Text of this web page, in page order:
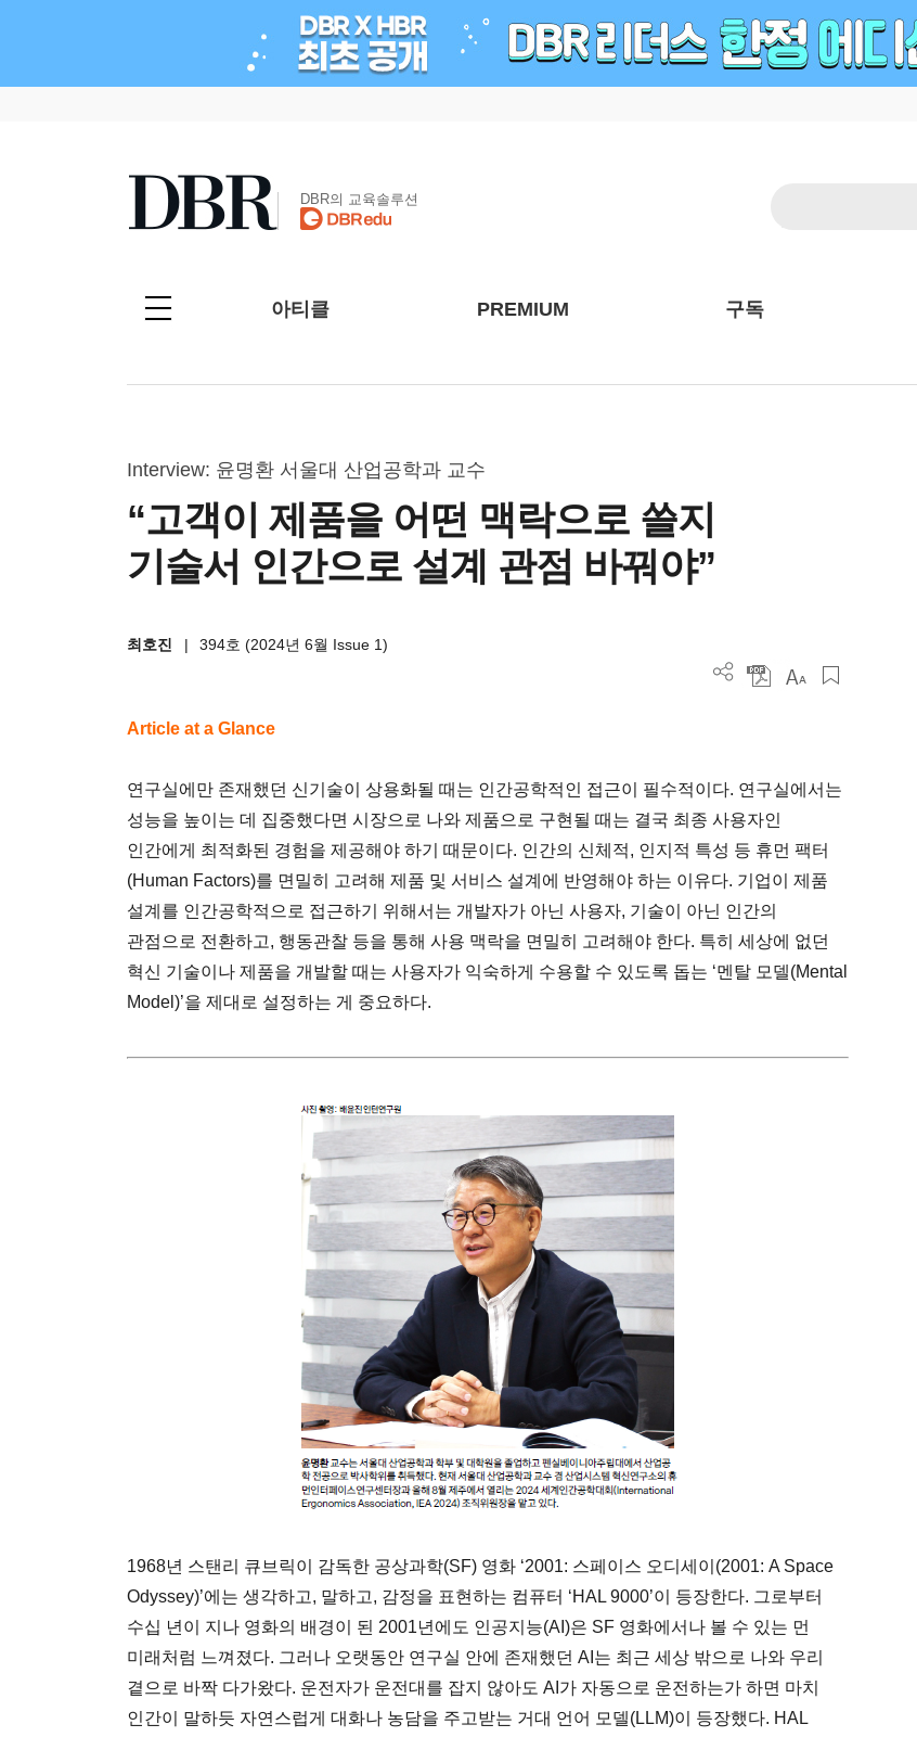
DBR의 교육솔루션
아티클 PREMIUM 구독
Interview: 윤명환 서울대 산업공학과 교수
“고객이 제품을 어떤 맥락으로 쓸지
기술서 인간으로 설계 관점 바꿔야”
최호진 | 394호 (2024년 6월 Issue 1)
Article at a Glance
연구실에만 존재했던 신기술이 상용화될 때는 인간공학적인 접근이 필수적이다. 연구실에서는
성능을 높이는 데 집중했다면 시장으로 나와 제품으로 구현될 때는 결국 최종 사용자인
인간에게 최적화된 경험을 제공해야 하기 때문이다. 인간의 신체적, 인지적 특성 등 휴먼 팩터
(Human Factors)를 면밀히 고려해 제품 및 서비스 설계에 반영해야 하는 이유다. 기업이 제품
설계를 인간공학적으로 접근하기 위해서는 개발자가 아닌 사용자, 기술이 아닌 인간의
관점으로 전환하고, 행동관찰 등을 통해 사용 맥락을 면밀히 고려해야 한다. 특히 세상에 없던
혁신 기술이나 제품을 개발할 때는 사용자가 익숙하게 수용할 수 있도록 돕는 ‘멘탈 모델(Mental
Model)’을 제대로 설정하는 게 중요하다.
1968년 스탠리 큐브릭이 감독한 공상과학(SF) 영화 ‘2001: 스페이스 오디세이(2001: A Space
Odyssey)’에는 생각하고, 말하고, 감정을 표현하는 컴퓨터 ‘HAL 9000’이 등장한다. 그로부터
수십 년이 지나 영화의 배경이 된 2001년에도 인공지능(AI)은 SF 영화에서나 볼 수 있는 먼
미래처럼 느껴졌다. 그러나 오랫동안 연구실 안에 존재했던 AI는 최근 세상 밖으로 나와 우리
곁으로 바짝 다가왔다. 운전자가 운전대를 잡지 않아도 AI가 자동으로 운전하는가 하면 마치
인간이 말하듯 자연스럽게 대화나 농담을 주고받는 거대 언어 모델(LLM)이 등장했다. HAL